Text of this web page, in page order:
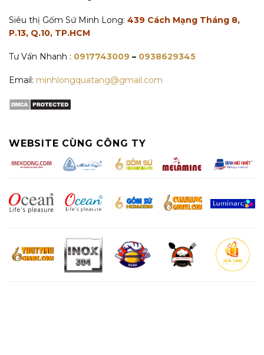
Siêu thị Gốm Sứ Minh Long: 439 Cách Mạng Tháng 8,
P.13, Q.10, TP.HCM
Tư Vấn Nhanh : 0917743009 – 0938629345
Email: minhlongquatang@gmail.com
WEBSITE CÙNG CÔNG TY